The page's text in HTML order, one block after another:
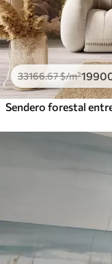
33166.67$/m²